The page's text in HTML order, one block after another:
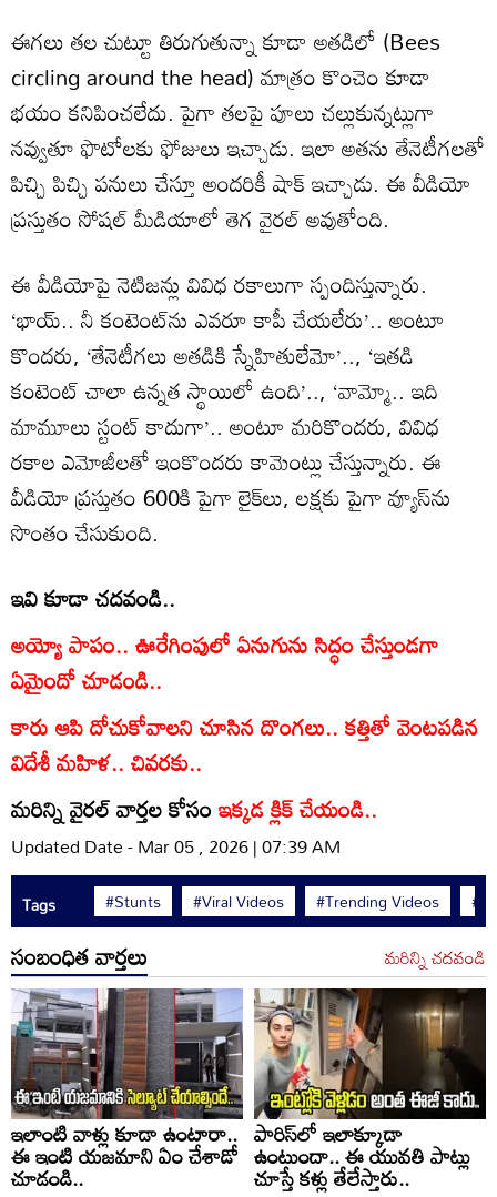
ఈగలు తల చుట్టూ తిరుగుతున్నా కూడా అతడిలో (Bees
circling around the head) మాత్రం కొంచెం కూడా
భయం కనిపించలేదు. పైగా తలపై పూలు చల్లుకున్నట్లుగా
నవ్వుతూ ఫొటోలకు ఫోజులు ఇచ్చాడు. ఇలా అతను తేనెటీగలతో
పిచ్చి పిచ్చి పనులు చేస్తూ అందరికీ షాక్ ఇచ్చాడు. ఈ వీడియో
ప్రస్తుతం సోషల్ మీడియాలో తెగ వైరల్ అవుతోంది.
ఈ వీడియోపై నెటిజన్లు వివిధ రకాలుగా స్పందిస్తున్నారు.
‘భాయ్.. నీ కంటెంట్‌ను ఎవరూ కాపీ చేయలేరు’.. అంటూ
కొందరు, ‘తేనెటీగలు అతడికి స్నేహితులేమో’.., ‘ఇతడి
కంటెంట్ చాలా ఉన్నత స్థాయిలో ఉంది’.., ‘వామ్మో.. ఇది
మామూలు స్టంట్ కాదుగా’.. అంటూ మరికొందరు, వివిధ
రకాల ఎమోజీలతో ఇంకొందరు కామెంట్లు చేస్తున్నారు. ఈ
వీడియో ప్రస్తుతం 600కి పైగా లైక్‌లు, లక్షకు పైగా వ్యూస్‌ను
సొంతం చేసుకుంది.
ఇవి కూడా చదవండి..
అయ్యో పాపం.. ఊరేగింపులో ఏనుగును సిద్ధం చేస్తుండగా
ఏమైందో చూడండి..
కారు ఆపి దోచుకోవాలని చూసిన దొంగలు.. కత్తితో వెంటపడిన
విదేశీ మహిళ.. చివరకు..
మరిన్ని వైరల్ వార్తల కోసంఇక్కడ క్లిక్ చేయండి..
Updated Date - Mar 05 , 2026 | 07:39 AM
Tags #Stunts #Viral Videos #Trending Videos
సంబంధిత వార్తలు మరిన్ని చదవండి
ఇలాంటి వాళ్లు కూడా ఉంటారా..
ఈ ఇంటి యజమాని ఏం చేశాడో
చూడండి..
పారిస్‌లో ఇలాక్కూడా
ఉంటుందా.. ఈ యువతి పాట్లు
చూస్తే కళ్లు తేలేస్తారు..